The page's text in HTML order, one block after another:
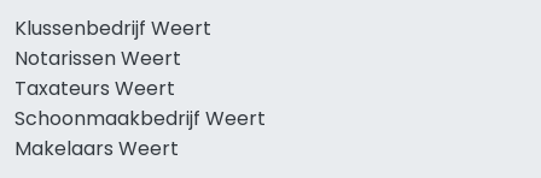
Klussenbedrijf Weert
Notarissen Weert
Taxateurs Weert
Schoonmaakbedrijf Weert
Makelaars Weert